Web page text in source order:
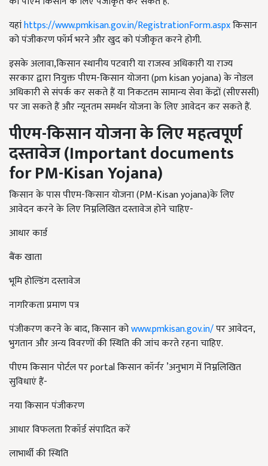
यहांhttps://www.pmkisan.gov.in/RegistrationForm.aspxकिसान
को पंजीकरण फॉर्म भरने और खुद को पंजीकृत करने होगी.
इसके अलावा,किसान स्थानीय पटवारी या राजस्व अधिकारी या राज्य
सरकार द्वारा नियुक्त पीएम-किसान योजना (pm kisan yojana) के नोडल
अधिकारी से संपर्क कर सकते हैं या निकटतम सामान्य सेवा केंद्रों (सीएससी)
पर जा सकते हैं और न्यूनतम समर्थन योजना के लिए आवेदन कर सकते हैं.
पीएम-किसान योजना के लिए महत्वपूर्ण
दस्तावेज(Important documents
for PM-Kisan Yojana)
किसान के पास पीएम-किसान योजना (PM-Kisan yojana)के लिए
आवेदन करने के लिए निम्नलिखित दस्तावेज होने चाहिए-
आधार कार्ड
बैंक खाता
भूमि होल्डिंग दस्तावेज
नागरिकता प्रमाण पत्र
पंजीकरण करने के बाद, किसान कोwww.pmkisan.gov.in/पर आवेदन,
भुगतान और अन्य विवरणों की स्थिति की जांच करते रहना चाहिए.
पीएम किसान पोर्टल पर portal किसान कॉर्नर ’अनुभाग में निम्नलिखित
सुविधाएं हैं-
नया किसान पंजीकरण
आधार विफलता रिकॉर्ड संपादित करें
लाभार्थी की स्थिति